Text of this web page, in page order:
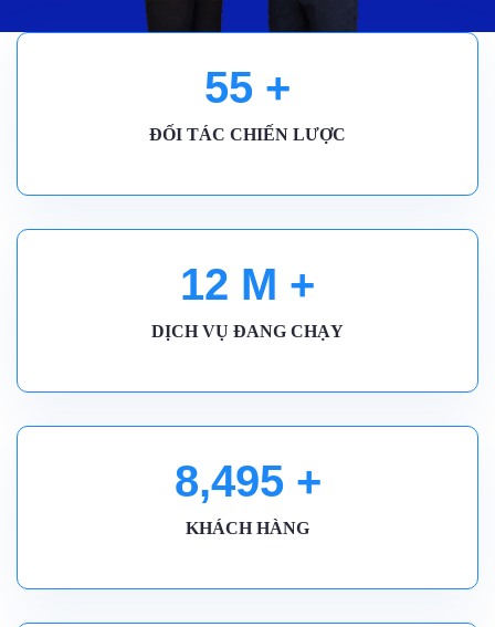
55 +
ĐỐI TÁC CHIẾN LƯỢC
12 M +
DỊCH VỤ ĐANG CHẠY
8,500+
KHÁCH HÀNG